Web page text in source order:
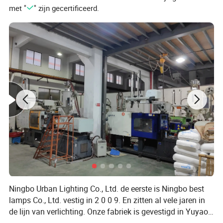
aantal gebreken minder dan 0 zijn. 2%. Ten tweede zullen we
sturen.
met "
" zijn gecertificeerd.
Ningbo Urban Lighting Co., Ltd. de eerste is Ningbo best
lamps Co., Ltd. vestig in 2 0 0 9. En zitten al vele jaren in
de lijn van verlichting. Onze fabriek is gevestigd in Yuyao